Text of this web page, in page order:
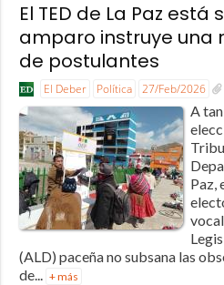
El TED de La Paz está
amparo instruye una
de postulantes
El Deber Política 27/Feb/2026
A
Paz,
(ALD) paceña no subsana las
de... + más